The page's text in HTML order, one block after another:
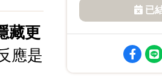
藏更
應是
已